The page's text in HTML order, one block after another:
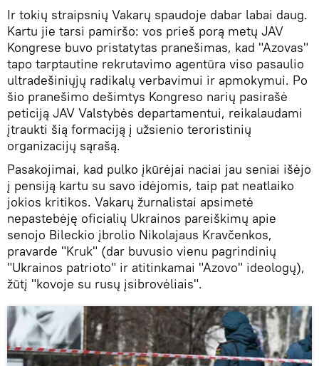
Ir tokių straipsnių Vakarų spaudoje dabar labai daug.
Kartu jie tarsi pamiršo: vos prieš porą metų JAV
Kongrese buvo pristatytas pranešimas, kad "Azovas"
tapo tarptautine rekrutavimo agentūra viso pasaulio
ultradešiniųjų radikalų verbavimui ir apmokymui. Po
šio pranešimo dešimtys Kongreso narių pasirašė
peticiją JAV Valstybės departamentui, reikalaudami
įtraukti šią formaciją į užsienio teroristinių
organizacijų sąrašą.
Pasakojimai, kad pulko įkūrėjai naciai jau seniai išėjo
į pensiją kartu su savo idėjomis, taip pat neatlaiko
jokios kritikos. Vakarų žurnalistai apsimetė
nepastebėję oficialių Ukrainos pareiškimų apie
senojo Bileckio įbrolio Nikolajaus Kravčenkos,
pravarde "Kruk" (dar buvusio vienu pagrindinių
"Ukrainos patrioto" ir atitinkamai "Azovo" ideologų),
žūtį "kovoje su rusų įsibrovėliais".